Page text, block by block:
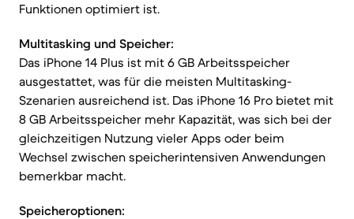
Funktionen optimiert ist.
Multitasking und Speicher:
Das iPhone 14 Plus ist mit 6 GB Arbeitsspeicher
ausgestattet, was für die meisten Multitasking-
Szenarien ausreichend ist. Das iPhone 16 Pro bietet mit
8 GB Arbeitsspeicher mehr Kapazität, was sich bei der
gleichzeitigen Nutzung vieler Apps oder beim
Wechsel zwischen speicherintensiven Anwendungen
bemerkbar macht.
Speicheroptionen: